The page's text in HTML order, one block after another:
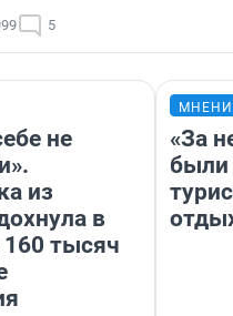
5
не
из
в
160 тысяч
«За
были